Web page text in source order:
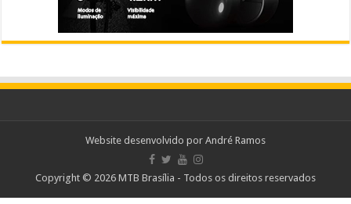
Website desenvolvido por André Ramos
Copyright © 2026 MTB Brasília - Todos os direitos reservados